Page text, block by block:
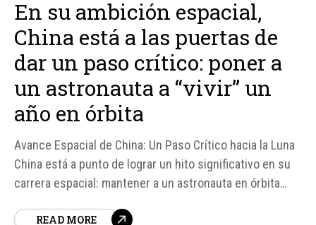
En su ambición espacial,
China está a las puertas de
dar un paso crítico: poner a
un astronauta a “vivir” un
año en órbita
Avance Espacial de China: Un Paso Crítico hacia la Luna
China está a punto de lograr un hito significativo en su
carrera espacial: mantener a un astronauta en órbita
y según fuentes chinas, esta misión es un paso
READ MORE